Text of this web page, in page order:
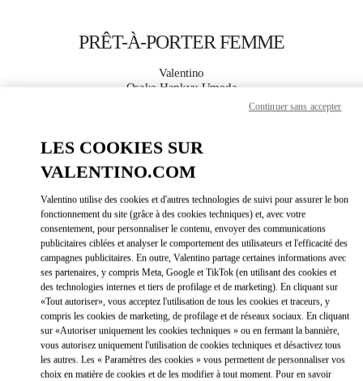
PRÊT-À-PORTER FEMME
Valentino
Osaka Hankyu Umeda
PLUS DE DÉTAILS
OBTENIR DES DIRECTIONSLINK
Link Opens in New Tab
LES COOKIES SUR
VALENTINO.COM
Valentino utilise des cookies et d'autres technologies de suivi pour assurer le bon
fonctionnement du site (grâce à des cookies techniques) et, avec votre
consentement, pour personnaliser le contenu, envoyer des communications
publicitaires ciblées et analyser le comportement des utilisateurs et l'efficacité des
campagnes publicitaires. En outre, Valentino partage certaines informations avec
ses partenaires, y compris Meta, Google et TikTok (en utilisant des cookies et
des technologies internes et tiers de profilage et de marketing). En cliquant sur
«Tout autoriser», vous acceptez l'utilisation de tous les cookies et traceurs, y
compris les cookies de marketing, de profilage et de réseaux sociaux. En cliquant
sur «Autoriser uniquement les cookies techniques » ou en fermant la bannière,
vous autorisez uniquement l'utilisation de cookies techniques et désactivez tous
les autres. Les « Paramètres des cookies » vous permettent de personnaliser vos
choix en matière de cookies et de les modifier à tout moment. Pour en savoir
Continuer sans accepter